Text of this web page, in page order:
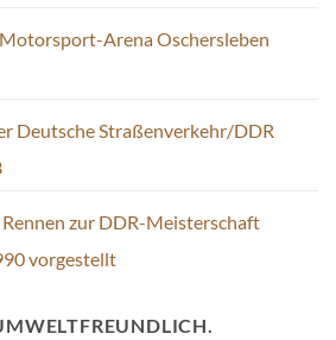
Motorsport-Arena Oschersleben
Deutsche Straßenverkehr/DDR
zur DDR-Meisterschaft
vorgestellt